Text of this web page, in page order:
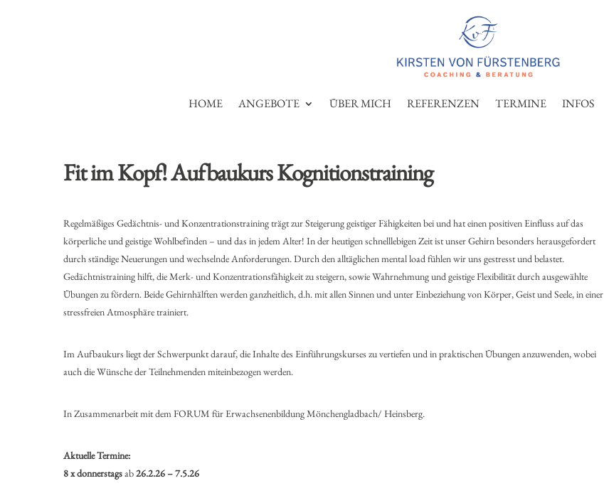
HOME ANGEBOTE ÜBER MICH REFERENZEN TERMINE INFOS
Fit im Kopf! Aufbaukurs Kognitionstraining
Regelmäßiges Gedächtnis- und Konzentrationstraining trägt zur Steigerung geistiger Fähigkeiten bei und hat einen positiven Einfluss auf das
körperliche und geistige Wohlbefinden – und das in jedem Alter! In der heutigen schnelllebigen Zeit ist unser Gehirn besonders herausgefordert
durch ständige Neuerungen und wechselnde Anforderungen. Durch den alltäglichen mental load fühlen wir uns gestresst und belastet.
Gedächtnistraining hilft, die Merk- und Konzentrationsfähigkeit zu steigern, sowie Wahrnehmung und geistige Flexibilität durch ausgewählte
Übungen zu fördern. Beide Gehirnhälften werden ganzheitlich, d.h. mit allen Sinnen und unter Einbeziehung von Körper, Geist und Seele, in einer
stressfreien Atmosphäre trainiert.
Im Aufbaukurs liegt der Schwerpunkt darauf, die Inhalte des Einführungskurses zu vertiefen und in praktischen Übungen anzuwenden, wobei
auch die Wünsche der Teilnehmenden miteinbezogen werden.
In Zusammenarbeit mit dem FORUM für Erwachsenenbildung Mönchengladbach/ Heinsberg.
Aktuelle Termine:
8 x donnerstagsab26.2.26 – 7.5.26